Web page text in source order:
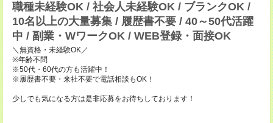
職種未経験OK / 社会人未経験OK / ブランクOK /
10名以上の大量募集 / 履歴書不要 / 40～50代活躍
中 / 副業・WワークOK / WEB登録・面接OK
＼無資格・未経験OK／
※年齢不問
※50代・60代の方も活躍中！
※履歴書不要・来社不要で電話相談もOK！
少しでも気になる方は是非応募をお待ちしております！